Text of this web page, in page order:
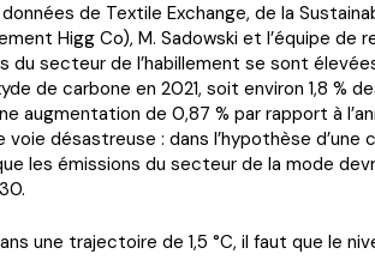
de Textile Exchange, de la
Higg Co), M. Sadowski et l’équipe de
du secteur de l’habillement se sont
de carbone en 2021, soit environ 1,8 %
augmentation de 0,87 % par rapport à
voie désastreuse : dans l’hypothèse d’une
les émissions du secteur de la mode
une trajectoire de 1,5 °C, il faut que le